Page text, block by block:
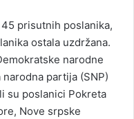
prisutnih poslanika,
ostala uzdržana.
narodne
partija (SNP)
su poslanici Pokreta
Nove srpske